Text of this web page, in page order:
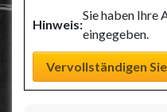
Hinweis:
Sie haben Ihre
eingegeben.
Vervollständigen